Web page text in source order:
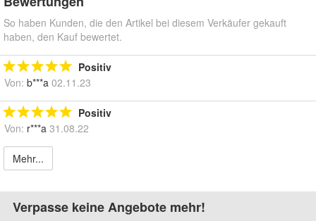
So haben Kunden, die den Artikel bei diesem Verkäufer gekauft
haben, den Kauf bewertet.
Positiv
Von: b***a 02.11.23
Positiv
Von: r***a 31.08.22
Mehr...
Verpasse keine Angebote mehr!